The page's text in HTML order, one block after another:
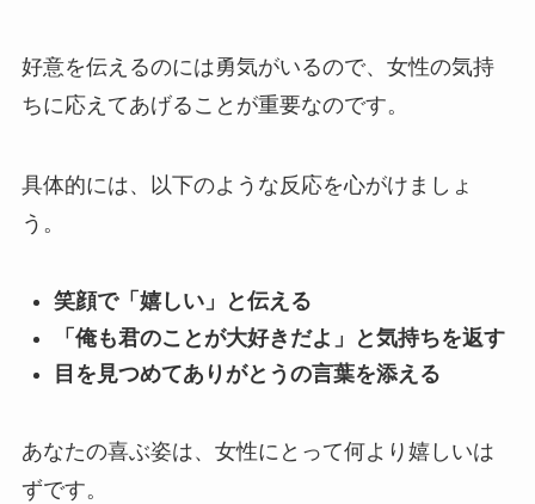
好意を伝えるのには勇気がいるので、女性の気持
ちに応えてあげることが重要なのです。
具体的には、以下のような反応を心がけましょ
う。
笑顔で「嬉しい」と伝える
「俺も君のことが大好きだよ」と気持ちを返す
目を見つめてありがとうの言葉を添える
あなたの喜ぶ姿は、女性にとって何より嬉しいは
ずです。